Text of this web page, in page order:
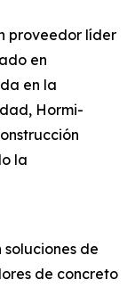
proveedor líder
en
en la
Hormi-
la
de
de concreto